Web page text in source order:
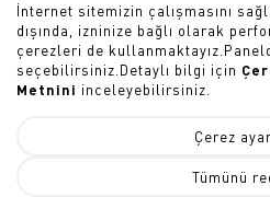
SEPETE
Bültene Abone Olun
İnternet sitemizin çalışmasını
dışında, izninize bağlı olarak
çerezleri de
seçebilirsiniz.Detaylı bilgi için
Metnini inceleyebilirsiniz.
Çerez
Tümünü